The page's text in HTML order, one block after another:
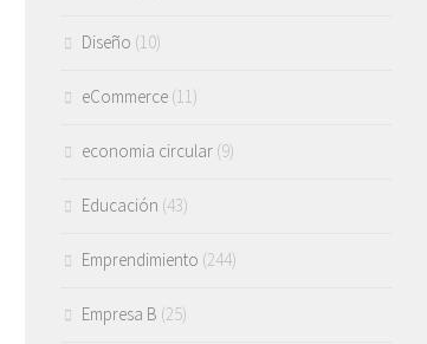
Diseño (10)
eCommerce (11)
economia circular (9)
Educación (43)
Emprendimiento (244)
Empresa B (25)